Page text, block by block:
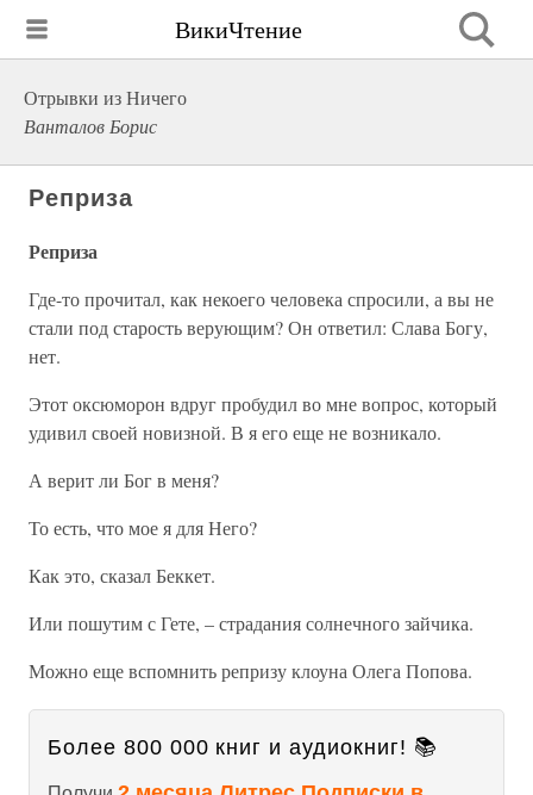
ВикиЧтение
Отрывки из Ничего
Ванталов Борис
Реприза
Реприза
Где-то прочитал, как некоего человека спросили, а вы не
стали под старость верующим? Он ответил: Слава Богу,
нет.
Этот оксюморон вдруг пробудил во мне вопрос, который
удивил своей новизной. В я его еще не возникало.
А верит ли Бог в меня?
То есть, что мое я для Него?
Как это, сказал Беккет.
Или пошутим с Гете, – страдания солнечного зайчика.
Можно еще вспомнить репризу клоуна Олега Попова.
Более 800 000 книг и аудиокниг! 📚